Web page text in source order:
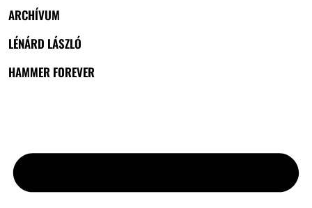
ARCHÍVUM
LÉNÁRD LÁSZLÓ
HAMMER FOREVER